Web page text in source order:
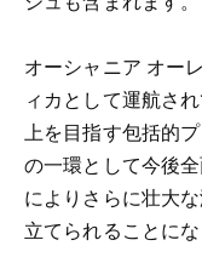
オーシャニア オー
ィカとして運航さ
上を目指す包括的
の一環として今後
によりさらに壮大
立てられることにな